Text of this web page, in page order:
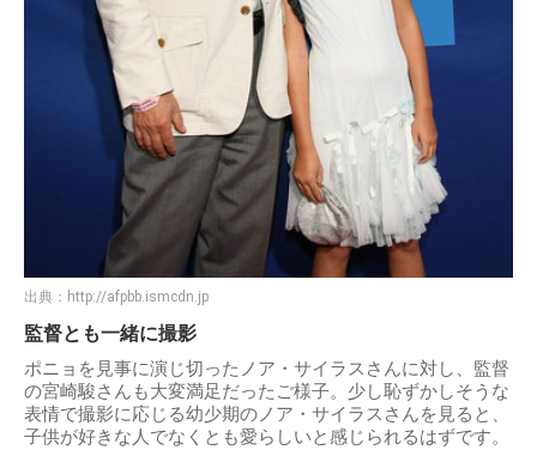
出典： http://afpbb.ismcdn.jp
監督とも一緒に撮影
ポニョを見事に演じ切ったノア・サイラスさんに対し、監督
の宮崎駿さんも大変満足だったご様子。少し恥ずかしそうな
表情で撮影に応じる幼少期のノア・サイラスさんを見ると、
子供が好きな人でなくとも愛らしいと感じられるはずです。